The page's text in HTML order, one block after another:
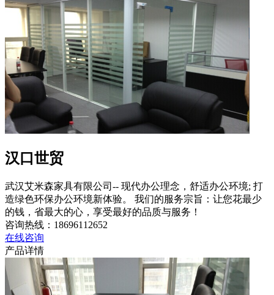
汉口世贸
武汉艾米森家具有限公司-- 现代办公理念，舒适办公环境; 打
造绿色环保办公环境新体验。 我们的服务宗旨：让您花最少
的钱，省最大的心，享受最好的品质与服务！
咨询热线： 18696112652
在线咨询
产品详情